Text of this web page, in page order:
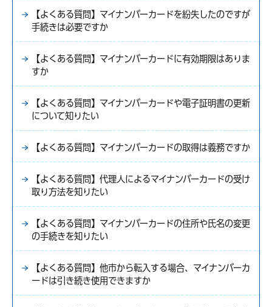
【よくある質問】マイナンバーカードを紛失したのですが
手続きは必要ですか
【よくある質問】マイナンバーカードに有効期限はありま
すか
【よくある質問】マイナンバーカードや電子証明書の更新
について知りたい
【よくある質問】マイナンバーカードの取得は義務ですか
【よくある質問】代理人によるマイナンバーカードの受け
取り方法を知りたい
【よくある質問】マイナンバーカードの住所や氏名の変更
の手続きを知りたい
【よくある質問】他市から転入する場合、マイナンバーカ
ードは引き続き使用できますか